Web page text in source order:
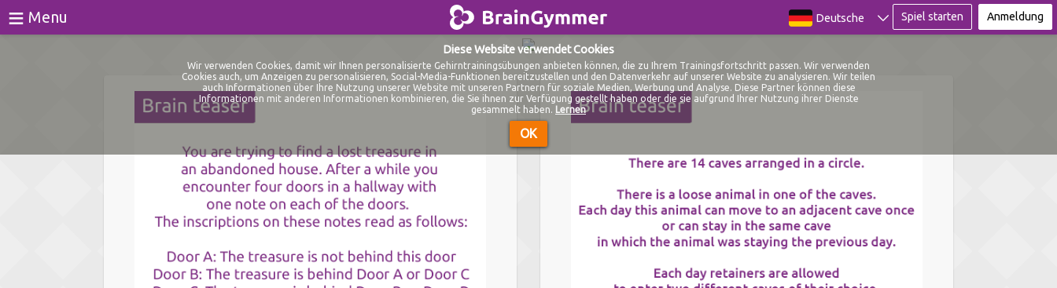
≡ Menu BrainGymmer Deutsche Spiel starten Anmeldung
Diese Website verwendet Cookies
Wir verwenden Cookies, damit wir Ihnen personalisierte Gehirntrainingsübungen anbieten können, die zu Ihrem Trainingsfortschritt passen. Wir verwenden
Cookies auch, um Anzeigen zu personalisieren, Social-Media-Funktionen bereitzustellen und den Datenverkehr auf unserer Website zu analysieren. Wir teilen
auch Informationen über Ihre Nutzung unserer Website mit unseren Partnern für soziale Medien, Werbung und Analyse. Diese Partner können diese
Informationen mit anderen Informationen kombinieren, die Sie ihnen zur Verfügung gestellt haben oder die sie aufgrund Ihrer Nutzung ihrer Dienste
gesammelt haben. Lernen
OK